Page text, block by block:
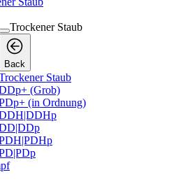
Trockener Staub
Back
Staub
(Grob)
(in Ordnung)